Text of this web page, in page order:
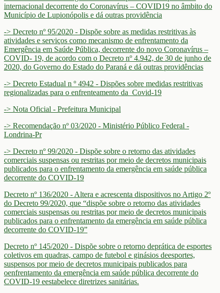
internacional decorrente do Coronavírus – COVID19 no âmbito do
Município de Lupionópolis e dá outras providência
-> Decreto nº 95/2020 - Dispõe sobre as medidas restritivas às
atividades e serviços como mecanismo de enfrentamento da
Emergência em Saúde Pública, decorrente do novo Coronavírus –
COVID- 19, de acordo com o Decreto nº 4.942, de 30 de junho de
2020, do Governo do Estado do Paraná e dá outras providências
-> Decreto Estadual n º 4942 - Dispões sobre medidas restritivas
regionalizadas para o enfrenteamento da Covid-19
-> Nota Oficial - Prefeitura Municipal
-> Recomendação nº 03/2020 - Ministério Público Federal -
Londrina-Pr
-> Decreto nº 99/2020 - Dispõe sobre o retorno das atividades
comerciais suspensas ou restritas por meio de decretos municipais
publicados para o enfrentamento da emergência em saúde pública
decorrente do COVID-19
Decreto nº 136/2020 - Altera e acrescenta dispositivos no Artigo 2º
do Decreto 99/2020, que “dispõe sobre o retorno das atividades
comerciais suspensas ou restritas por meio de decretos municipais
publicados para o enfrentamento da emergência em saúde pública
decorrente do COVID-19”
Decreto nº 145/2020 - Dispõe sobre o retorno deprática de esportes
coletivos em quadras, campo de futebol e ginásios deesportes,
suspensos por meio de decretos municipais publicados para
oenfrentamento da emergência em saúde pública decorrente do
COVID-19 eestabelece diretrizes sanitárias.